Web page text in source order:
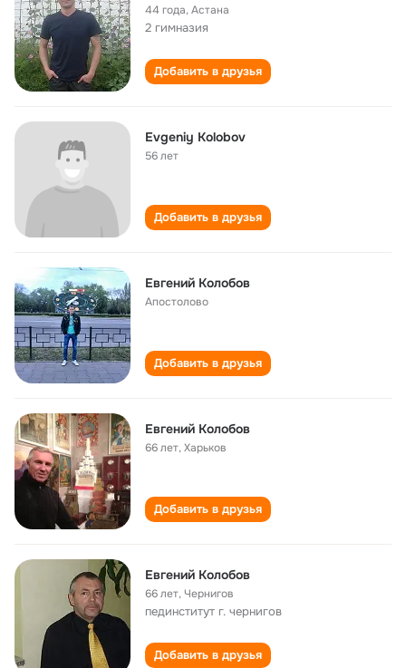
44 года,Астана
2 гимназия
Добавить в друзья
Evgeniy Kolobov
56 лет
Добавить в друзья
Евгений Колобов
Апостолово
Добавить в друзья
Евгений Колобов
66 лет,Харьков
Добавить в друзья
Евгений Колобов
66 лет,Чернигов
пединститут г. чернигов
Добавить в друзья